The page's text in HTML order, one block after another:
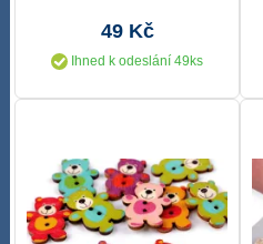
49 Kč
Ihned k odeslání 49ks